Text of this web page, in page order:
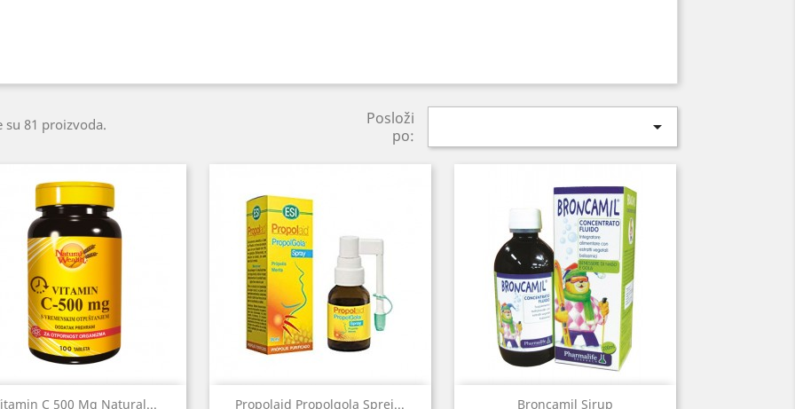
su 81 proizvoda.
Posloži
po:

C 500 Mg Natural...
Brzi pregled Propolaid Propolgola Sprej...
Brzi pregled Broncamil Sirup
Brzi pregled